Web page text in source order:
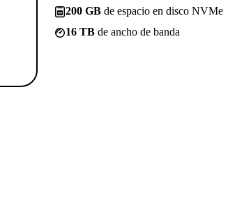
200 GB de espacio en disco NVMe
16 TB de ancho de banda